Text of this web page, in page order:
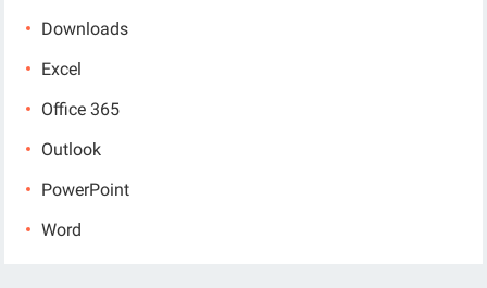
Downloads
Excel
Office 365
Outlook
PowerPoint
Word